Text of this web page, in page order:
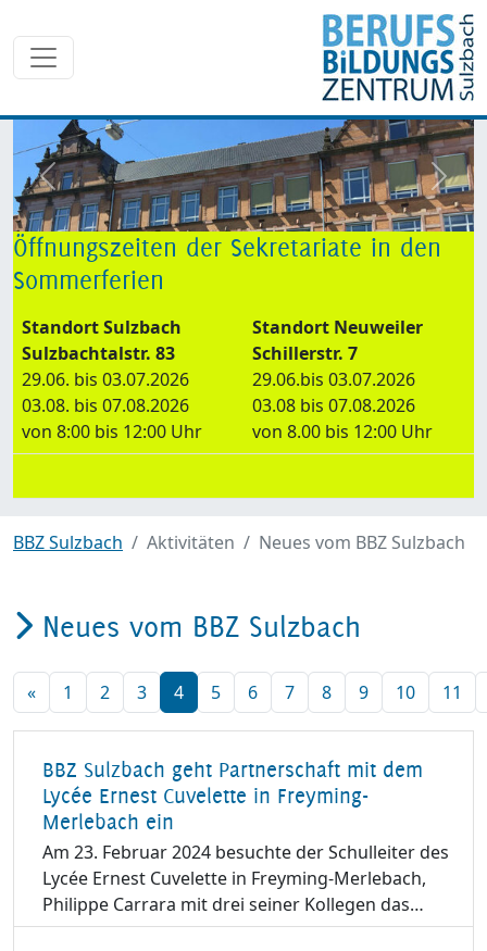
zurück
Öffnungszeiten der Sekretariate in den
Sommerferien
Standort Sulzbach
Sulzbachtalstr. 83
29.06. bis 03.07.2026
03.08. bis 07.08.2026
von 8:00 bis 12:00 Uhr
Standort Neuweiler
Schillerstr. 7
29.06.bis 03.07.2026
03.08 bis 07.08.2026
von 8.00 bis 12:00 Uhr
BBZ Sulzbach Aktivitäten Neues vom BBZ Sulzbach
Neues vom BBZ Sulzbach
« 1 2 3 4 5 6 7 8 9 10 11
BBZ Sulzbach geht Partnerschaft mit dem
Lycée Ernest Cuvelette in Freyming-
Merlebach ein
Am 23. Februar 2024 besuchte der Schulleiter des
Lycée Ernest Cuvelette in Freyming-Merlebach,
Philippe Carrara mit drei seiner Kollegen das…